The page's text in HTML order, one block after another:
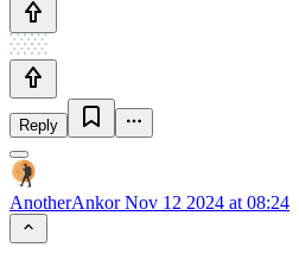
Reply
AnotherAnkorNov 12 2024 at 08:24